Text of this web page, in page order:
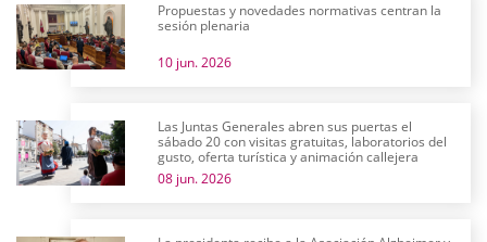
Propuestas y novedades normativas centran la
sesión plenaria
10 jun. 2026
Las Juntas Generales abren sus puertas el
sábado 20 con visitas gratuitas, laboratorios del
gusto, oferta turística y animación callejera
08 jun. 2026